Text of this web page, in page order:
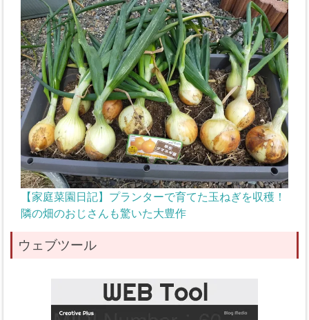
【家庭菜園日記】プランターで育てた玉ねぎを収穫！
隣の畑のおじさんも驚いた大豊作
ウェブツール